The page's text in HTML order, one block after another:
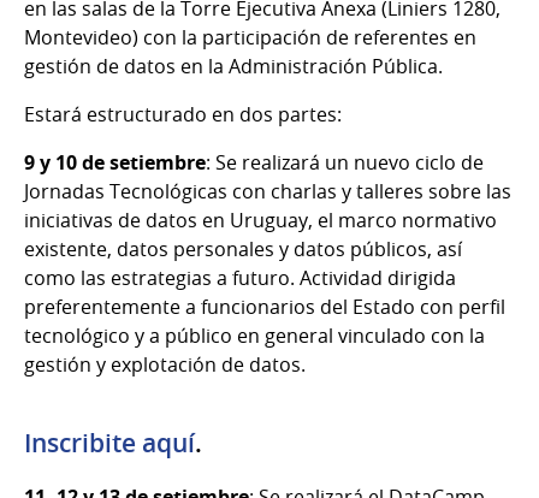
en las salas de la Torre Ejecutiva Anexa (Liniers 1280,
Montevideo) con la participación de referentes en
gestión de datos en la Administración Pública.
Estará estructurado en dos partes:
9 y 10 de setiembre: Se realizará un nuevo ciclo de
Jornadas Tecnológicas con charlas y talleres sobre las
iniciativas de datos en Uruguay, el marco normativo
existente, datos personales y datos públicos, así
como las estrategias a futuro. Actividad dirigida
preferentemente a funcionarios del Estado con perfil
tecnológico y a público en general vinculado con la
gestión y explotación de datos.
Inscribite aquí.